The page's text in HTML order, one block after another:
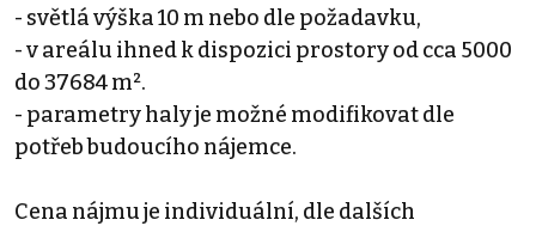
- světlá výška 10 m nebo dle požadavku,
- v areálu ihned k dispozici prostory od cca 5000
do 37684 m².
- parametry haly je možné modifikovat dle
potřeb budoucího nájemce.
Cena nájmu je individuální, dle dalších